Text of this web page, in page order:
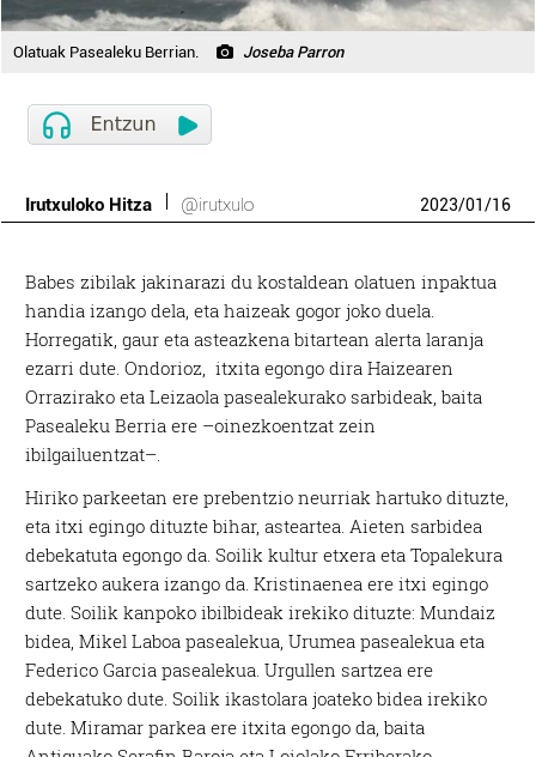
Olatuak Pasealeku Berrian. Joseba Parron
Irutxuloko Hitza @irutxulo 2023/01/16
Babes zibilak jakinarazi du kostaldean olatuen inpaktua
handia izango dela, eta haizeak gogor joko duela.
Horregatik, gaur eta asteazkena bitartean alerta laranja
ezarri dute. Ondorioz, itxita egongo dira Haizearen
Orrazirako eta Leizaola pasealekurako sarbideak, baita
Pasealeku Berria ere –oinezkoentzat zein
ibilgailuentzat–.
Hiriko parkeetan ere prebentzio neurriak hartuko dituzte,
eta itxi egingo dituzte bihar, asteartea. Aieten sarbidea
debekatuta egongo da. Soilik kultur etxera eta Topalekura
sartzeko aukera izango da. Kristinaenea ere itxi egingo
dute. Soilik kanpoko ibilbideak irekiko dituzte: Mundaiz
bidea, Mikel Laboa pasealekua, Urumea pasealekua eta
Federico Garcia pasealekua. Urgullen sartzea ere
debekatuko dute. Soilik ikastolara joateko bidea irekiko
dute. Miramar parkea ere itxita egongo da, baita